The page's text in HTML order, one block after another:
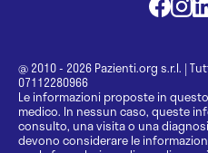
@ 2010 - 2026 Pazienti.org s.r.l. |
07112280966
Le informazioni proposte in
medico. In nessun caso, queste
consulto, una visita o una
devono considerare le